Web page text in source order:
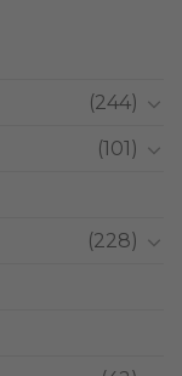
(244)
(101)
(228)